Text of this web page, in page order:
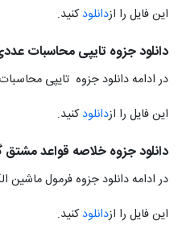
این فایل را ازدانلودکنید.
دانلود جزوه تایپی محاسبات
در ادامه دانلود جزوه تایپی
این فایل را ازدانلودکنید.
دانلود جزوه خلاصه قواعد
در ادامه دانلود جزوه فرمول ماشین
این فایل را ازدانلودکنید.